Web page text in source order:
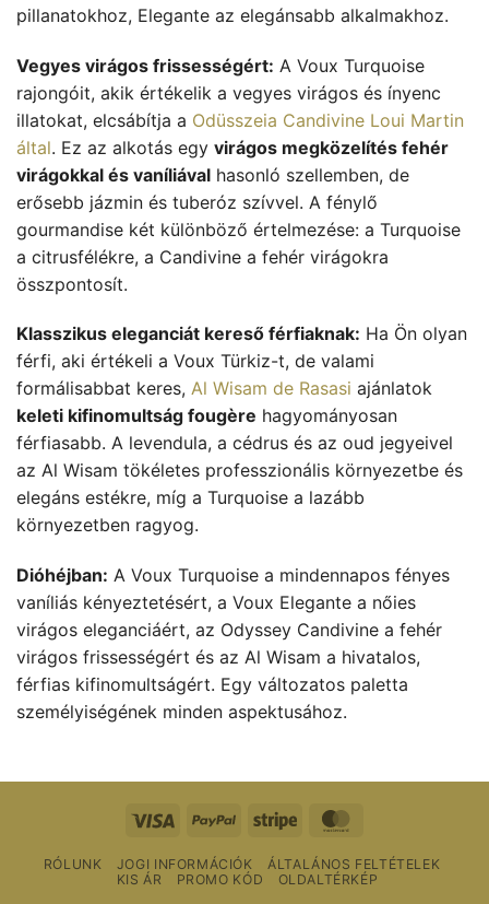
pillanatokhoz, Elegante az elegánsabb alkalmakhoz.
Vegyes virágos frissességért: A Voux Turquoise
rajongóit, akik értékelik a vegyes virágos és ínyenc
illatokat, elcsábítja a Odüsszeia Candivine Loui Martin
által. Ez az alkotás egy virágos megközelítés fehér
virágokkal és vaníliával hasonló szellemben, de
erősebb jázmin és tuberóz szívvel. A fénylő
gourmandise két különböző értelmezése: a Turquoise
a citrusfélékre, a Candivine a fehér virágokra
összpontosít.
Klasszikus eleganciát kereső férfiaknak: Ha Ön olyan
férfi, aki értékeli a Voux Türkiz-t, de valami
formálisabbat keres, Al Wisam de Rasasi ajánlatok
keleti kifinomultság fougère hagyományosan
férfiasabb. A levendula, a cédrus és az oud jegyeivel
az Al Wisam tökéletes professzionális környezetbe és
elegáns estékre, míg a Turquoise a lazább
környezetben ragyog.
Dióhéjban: A Voux Turquoise a mindennapos fényes
vaníliás kényeztetésért, a Voux Elegante a nőies
virágos eleganciáért, az Odyssey Candivine a fehér
virágos frissességért és az Al Wisam a hivatalos,
férfias kifinomultságért. Egy változatos paletta
személyiségének minden aspektusához.
Vízum PayPal Csíkos
RÓLUNK JOGI INFORMÁCIÓK
ÁLTALÁNOS FELTÉTELEK
KIS ÁR
PROMO KÓD OLDALTÉRKÉP